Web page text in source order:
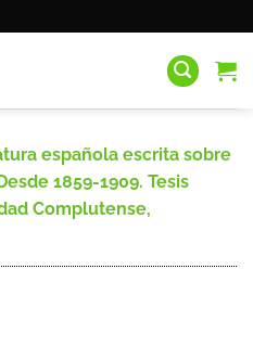
española escrita sobre
1859-1909. Tesis
Complutense,